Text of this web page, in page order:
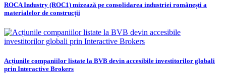
ROCA Industry (ROC1) mizează pe consolidarea industriei românești a
materialelor de construcții
Acțiunile companiilor listate la BVB devin accesibile investitorilor globali
prin Interactive Brokers